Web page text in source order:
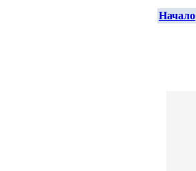
Начало